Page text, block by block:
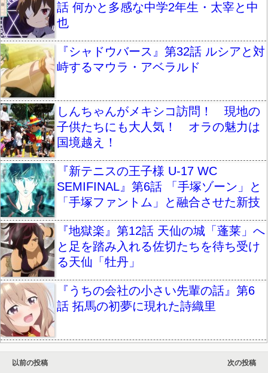
話 何かと多感な中学2年生・太宰と中
也
『シャドウバース』第32話 ルシアと対
峙するマウラ・アベラルド
しんちゃんがメキシコ訪問！ 現地の
子供たちにも大人気！ オラの魅力は
国境越え！
『新テニスの王子様 U-17 WC
SEMIFINAL』第6話 「手塚ゾーン」と
「手塚ファントム」と融合させた新技
『地獄楽』第12話 天仙の城「蓬莱」へ
と足を踏み入れる佐切たちを待ち受け
る天仙「牡丹」
『うちの会社の小さい先輩の話』第6
話 拓馬の初夢に現れた詩織里
以前の投稿
次の投稿